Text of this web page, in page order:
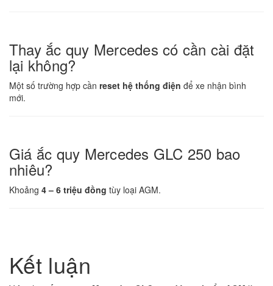
Thay ắc quy Mercedes có cần cài đặt
lại không?
Một số trường hợp cần reset hệ thống điện để xe nhận bình
mới.
Giá ắc quy Mercedes GLC 250 bao
nhiêu?
Khoảng 4 – 6 triệu đồng tùy loại AGM.
Kết luận